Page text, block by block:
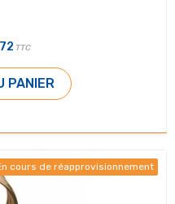
TTC
PANIER
cours de réapprovisionnement